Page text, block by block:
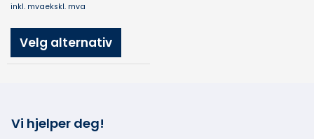
inkl. mvaekskl. mva
Velg alternativ
Vi hjelper deg!